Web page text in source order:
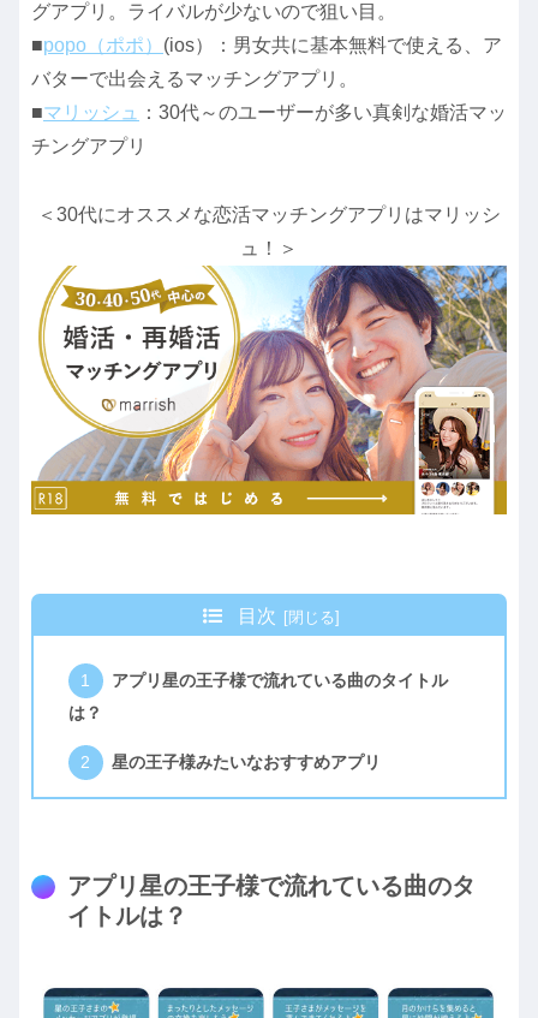
グアプリ。ライバルが少ないので狙い目。
■popo（ポポ） (ios）：男女共に基本無料で使える、ア
バターで出会えるマッチングアプリ。
■マリッシュ
：30代～のユーザーが多い真剣な婚活マッ
チングアプリ
＜30代にオススメな恋活マッチングアプリはマリッシ
ュ！＞
目次
アプリ星の王子様で流れている曲のタイトル
は？
星の王子様みたいなおすすめアプリ
アプリ星の王子様で流れている曲のタ
イトルは？